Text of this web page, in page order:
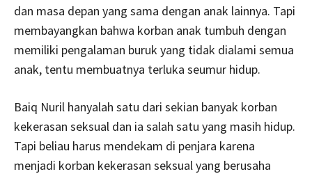
dan masa depan yang sama dengan anak lainnya. Tapi
membayangkan bahwa korban anak tumbuh dengan
memiliki pengalaman buruk yang tidak dialami semua
anak, tentu membuatnya terluka seumur hidup.
Baiq Nuril hanyalah satu dari sekian banyak korban
kekerasan seksual dan ia salah satu yang masih hidup.
Tapi beliau harus mendekam di penjara karena
menjadi korban kekerasan seksual yang berusaha